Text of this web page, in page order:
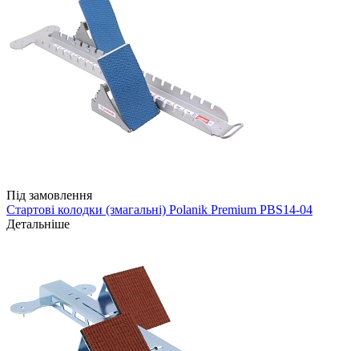
Під замовлення
Стартові колодки (змагальні) Polanik Premium PBS14-04
Детальніше